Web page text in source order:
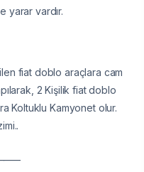
yarar vardır.
fiat doblo araçlara cam
2 Kişilik fiat doblo
Koltuklu Kamyonet olur.